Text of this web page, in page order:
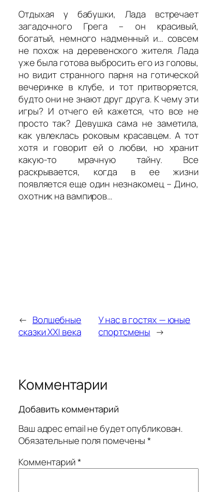
Отдыхая у бабушки, Лада встречает
загадочного Грега – он красивый,
богатый, немного надменный и… совсем
не похож на деревенского жителя. Лада
уже была готова выбросить его из головы,
но видит странного парня на готической
вечеринке в клубе, и тот притворяется,
будто они не знают друг друга. К чему эти
игры? И отчего ей кажется, что все не
просто так? Девушка сама не заметила,
как увлеклась роковым красавцем. А тот
хотя и говорит ей о любви, но хранит
какую-то мрачную тайну. Все
раскрывается, когда в ее жизни
появляется еще один незнакомец – Дино,
охотник на вампиров…
← Волшебные
сказки XXI века
У нас в гостях — юные
спортсмены →
Комментарии
Добавить комментарий
Ваш адрес email не будет опубликован.
Обязательные поля помечены*
Комментарий*